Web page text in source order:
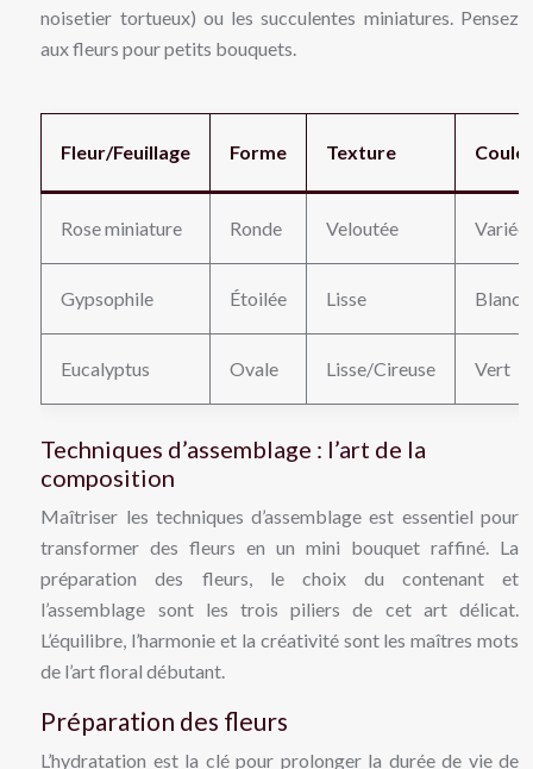
noisetier tortueux) ou les succulentes miniatures. Pensez
aux fleurs pour petits bouquets.
Fleur/Feuillage Forme Texture
Rose miniature Ronde Veloutée
Gypsophile Étoilée Lisse Blanc
Eucalyptus Ovale Lisse/Cireuse Vert
Techniques d’assemblage : l’art de la
composition
Maîtriser les techniques d’assemblage est essentiel pour
transformer des fleurs en un mini bouquet raffiné. La
préparation des fleurs, le choix du contenant et
l’assemblage sont les trois piliers de cet art délicat.
L’équilibre, l’harmonie et la créativité sont les maîtres mots
de l’art floral débutant.
Préparation des fleurs
L’hydratation est la clé pour prolonger la durée de vie de